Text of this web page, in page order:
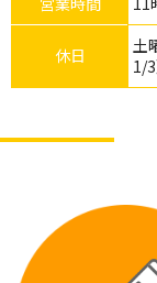
休日
土
1/3